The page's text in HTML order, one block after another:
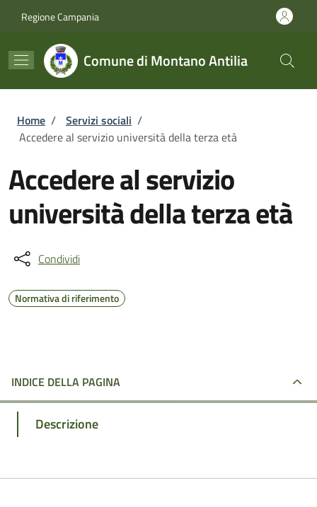
Regione Campania
Comune di Montano Antilia
Briciole di pane
Home / Servizi sociali /
Accedere al servizio università della terza età
Accedere al servizio
università della terza età
Condividi
Normativa di riferimento
INDICE DELLA PAGINA
Descrizione